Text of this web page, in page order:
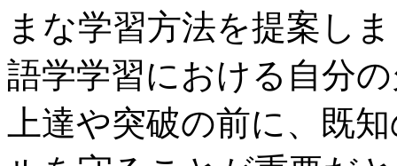
まな学習方法を提案し
語学学習における自分
上達や突破の前に、既